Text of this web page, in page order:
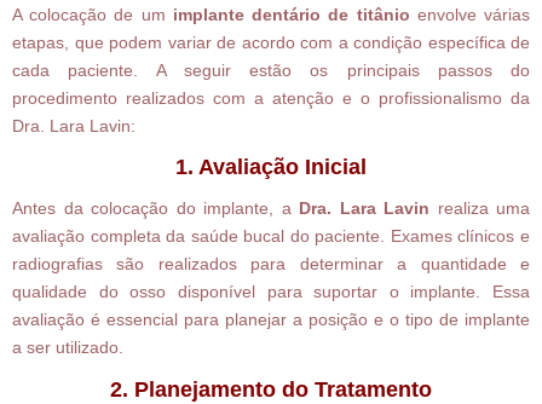
A colocação de um implante dentário de titânio envolve várias
etapas, que podem variar de acordo com a condição específica de
cada paciente. A seguir estão os principais passos do
procedimento realizados com a atenção e o profissionalismo da
Dra. Lara Lavin:
1. Avaliação Inicial
Antes da colocação do implante, a Dra. Lara Lavin realiza uma
avaliação completa da saúde bucal do paciente. Exames clínicos e
radiografias são realizados para determinar a quantidade e
qualidade do osso disponível para suportar o implante. Essa
avaliação é essencial para planejar a posição e o tipo de implante
a ser utilizado.
2. Planejamento do Tratamento